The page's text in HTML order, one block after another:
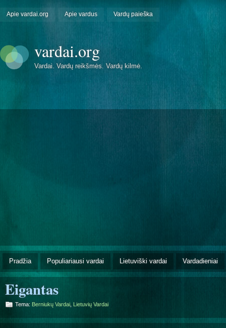
Apie vardai.org Apie vardus Vardų paieška
vardai.org
Vardai. Vardų reikšmės. Vardų kilmė.
Pradžia Populiariausi vardai Lietuviški vardai Vardadieniai
Eigantas
Tema: Berniukų Vardai Lietuvių Vardai